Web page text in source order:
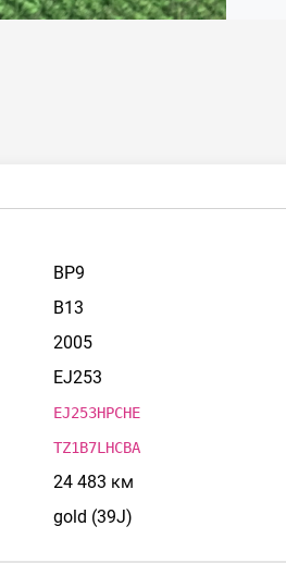
BP9
B13
2005
EJ253
EJ253HPCHE
TZ1B7LHCBA
24 483 км
gold (39J)